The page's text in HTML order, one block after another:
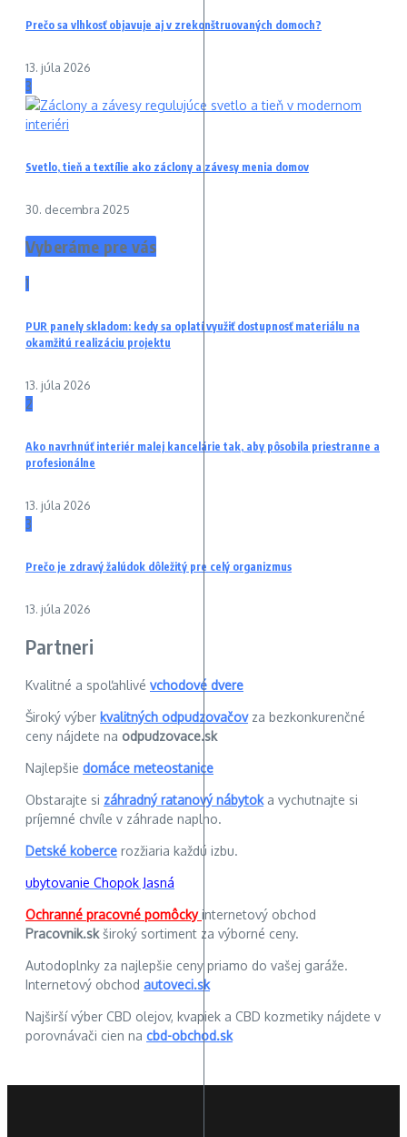
Prečo sa vlhkosť objavuje aj v zrekonštruovaných domoch?
13. júla 2026
3
Svetlo, tieň a textílie ako záclony a závesy menia domov
30. decembra 2025
Vyberáme pre vás
1
PUR panely skladom: kedy sa oplatí využiť dostupnosť materiálu na
okamžitú realizáciu projektu
13. júla 2026
2
Ako navrhnúť interiér malej kancelárie tak, aby pôsobila priestranne a
profesionálne
13. júla 2026
3
Prečo je zdravý žalúdok dôležitý pre celý organizmus
13. júla 2026
Partneri
Kvalitné a spoľahlivé vchodové dvere
Široký výber kvalitných odpudzovačovza bezkonkurenčné
ceny nájdete na odpudzovace.sk
Najlepšie domáce meteostanice
Obstarajte si záhradný ratanový nábytoka vychutnajte si
príjemné chvíle v záhrade naplno.
Detské koberce rozžiaria každú izbu.
ubytovanie Chopok Jasná
Ochranné pracovné pomôckyinternetový obchod
Pracovnik.skširoký sortiment za výborné ceny.
Autodoplnky za najlepšie ceny priamo do vašej garáže.
Internetový obchod autoveci.sk
Najširší výber CBD olejov, kvapiek a CBD kozmetiky nájdete v
porovnávači cien na cbd-obchod.sk